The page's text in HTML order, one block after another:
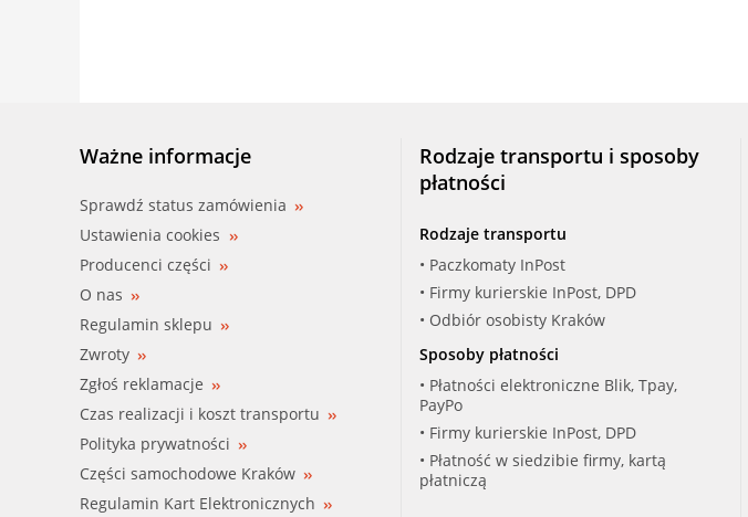
Ważne informacje
Sprawdź status zamówienia
Ustawienia cookies
Producenci części
O nas
Regulamin sklepu
Zwroty
Zgłoś reklamacje
Czas realizacji i koszt transportu
Polityka prywatności
Części samochodowe Kraków
Regulamin Kart Elektronicznych
Rodzaje transportu i sposoby
płatności
Rodzaje transportu
• Paczkomaty InPost
• Firmy kurierskie InPost, DPD
• Odbiór osobisty Kraków
Sposoby płatności
• Płatności elektroniczne Blik, Tpay,
PayPo
• Firmy kurierskie InPost, DPD
• Płatność w siedzibie firmy, kartą
płatniczą